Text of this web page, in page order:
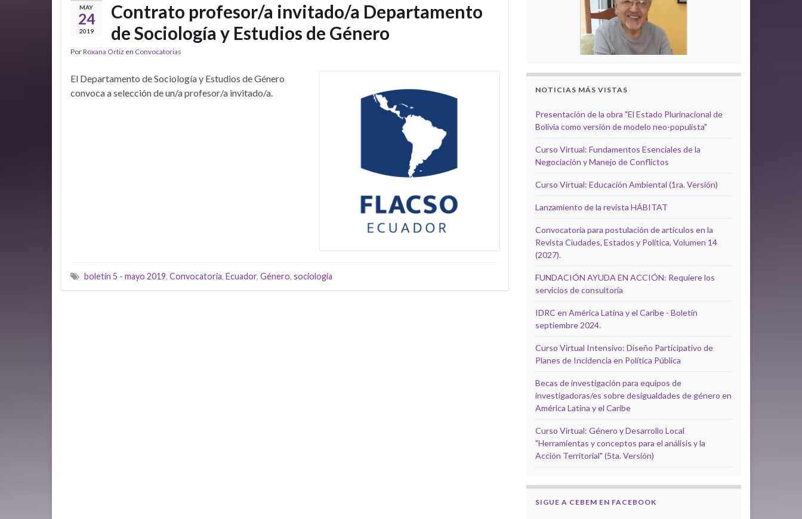
MAY
24
2019
Contrato profesor/a invitado/a Departamento
de Sociología y Estudios de Género
PorRoxana Ortiz en Convocatorias
El Departamento de Sociología y Estudios de Género
convoca a selección de un/a profesor/a invitado/a.
boletín 5 - mayo 2019, Convocatoria, Ecuador, Género, sociologia
NOTICIAS MÁS VISTAS
Presentación de la obra "El Estado Plurinacional de
Bolivia como versión de modelo neo-populista"
Curso Virtual: Fundamentos Esenciales de la
Negociación y Manejo de Conflictos
Curso Virtual: Educación Ambiental (1ra. Versión)
Lanzamiento de la revista HÁBITAT
Convocatoria para postulación de artículos en la
Revista Ciudades, Estados y Política, Volumen 14
(2027).
FUNDACIÓN AYUDA EN ACCIÓN: Requiere los
servicios de consultoría
IDRC en América Latina y el Caribe - Boletín
septiembre 2024.
Curso Virtual Intensivo: Diseño Participativo de
Planes de Incidencia en Política Pública
Becas de investigación para equipos de
investigadoras/es sobre desigualdades de género en
América Latina y el Caribe
Curso Virtual: Género y Desarrollo Local
"Herramientas y conceptos para el análisis y la
Acción Territorial" (5ta. Versión)
SIGUE A CEBEM EN FACEBOOK